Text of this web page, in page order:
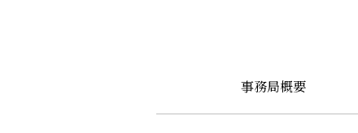
事務局概要